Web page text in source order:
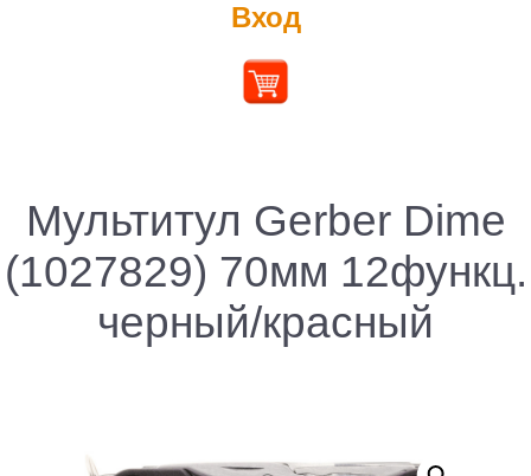
Вход
Мультитул Gerber Dime
(1027829) 70мм 12функц.
черный/красный